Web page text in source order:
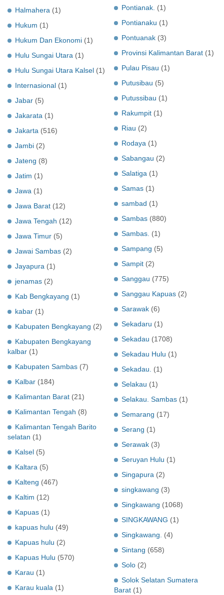
Halmahera (1)
Hukum (1)
Hukum Dan Ekonomi (1)
Hulu Sungai Utara (1)
Hulu Sungai Utara Kalsel (1)
Internasional (1)
Jabar (5)
Jakarata (1)
Jakarta (516)
Jambi (2)
Jateng (8)
Jatim (1)
Jawa (1)
Jawa Barat (12)
Jawa Tengah (12)
Jawa Timur (5)
Jawai Sambas (2)
Jayapura (1)
jenamas (2)
Kab Bengkayang (1)
kabar (1)
Kabupaten Bengkayang (2)
Kabupaten Bengkayang
kalbar (1)
Kabupaten Sambas (7)
Kalbar (184)
Kalimantan Barat (21)
Kalimantan Tengah (8)
Kalimantan Tengah Barito
selatan (1)
Kalsel (5)
Kaltara (5)
Kalteng (467)
Kaltim (12)
Kapuas (1)
kapuas hulu (49)
Kapuas hulu (2)
Kapuas Hulu (570)
Karau (1)
Karau kuala (1)
Pontianak. (1)
Pontianaku (1)
Pontuanak (3)
Provinsi Kalimantan Barat (1)
Pulau Pisau (1)
Putusibau (5)
Putussibau (1)
Rakumpit (1)
Riau (2)
Rodaya (1)
Sabangau (2)
Salatiga (1)
Samas (1)
sambad (1)
Sambas (880)
Sambas. (1)
Sampang (5)
Sampit (2)
Sanggau (775)
Sanggau Kapuas (2)
Sarawak (6)
Sekadaru (1)
Sekadau (1708)
Sekadau Hulu (1)
Sekadau.
(1)
Selakau (1)
Selakau. Sambas (1)
Semarang (17)
Serang (1)
Serawak (3)
Seruyan Hulu (1)
Singapura (2)
singkawang (3)
Singkawang (1068)
SINGKAWANG (1)
Singkawang.
(4)
Sintang (658)
Solo (2)
Solok Selatan Sumatera
Barat (1)